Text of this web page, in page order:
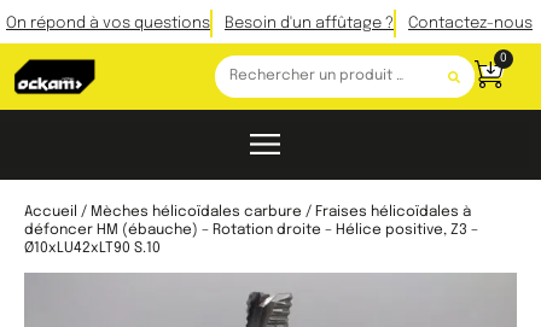
On répond à vos questions Besoin d'un affûtage ? Contactez-nous
0
Accueil / Mèches hélicoïdales carbure / Fraises hélicoïdales à
défoncer HM (ébauche) – Rotation droite – Hélice positive, Z3 –
Ø10xLU42xLT90 S.10